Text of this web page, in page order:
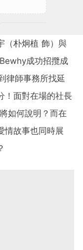
（朴炯植 飾）與
成功招攬成
律師事務所找延
！面對在場的社長
如何說明？而在
情故事也同時展